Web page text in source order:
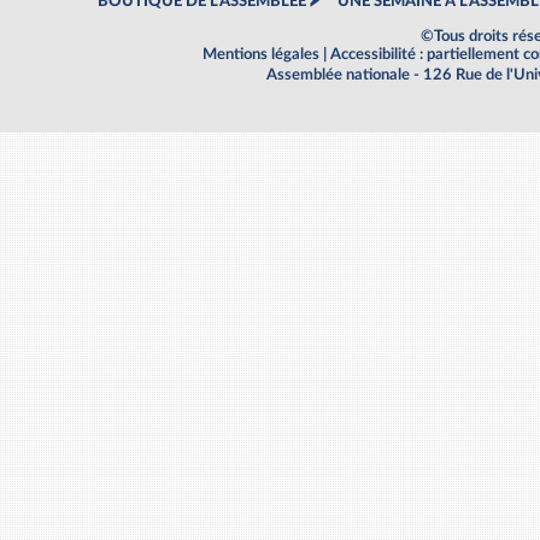
©Tous droits
Mentions légales
Accessibilité : partiellement
Assemblée nationale - 126 Rue de